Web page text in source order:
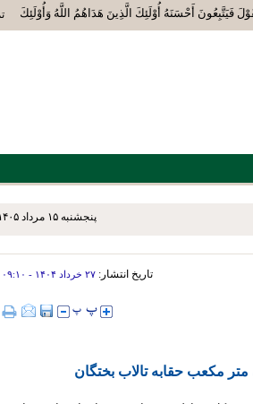
فَيَتَّبِعُونَ أَحْسَنَهُ أُوْلَئِكَ الَّذِينَ هَدَاهُمُ اللَّهُ وَأُوْلَئِكَ هُمْ
پنجشنبه ۱۵ مرداد ۱۴۰۵ ع
تاریخ انتشار: ۲۷ خرداد ۱۴۰۴ - ۰۹:۱۰